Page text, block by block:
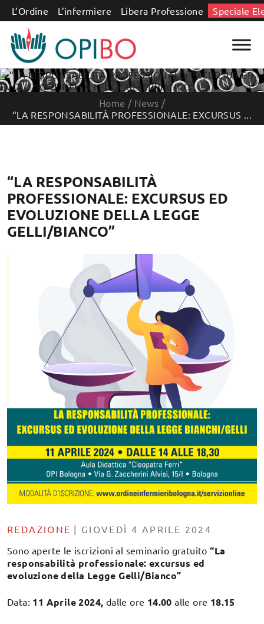
Salta al contenuto
L’Ordine L’infermiere Libera Professione Speciale
Home / News /
“LA RESPONSABILITÀ PROFESSIONALE: EXCURSUS ...
“LA RESPONSABILITÀ
PROFESSIONALE: EXCURSUS ED
EVOLUZIONE DELLA LEGGE
GELLI/BIANCO”
REDAZIONE | GIOVEDÌ 4 APRILE 2024
Sono aperte le iscrizioni al seminario gratuito“La
responsabilità professionale: excursus ed
evoluzione della Legge Gelli/Bianco”
Data: 11 Aprile 2024, dalle ore 14.00alle ore 18.15